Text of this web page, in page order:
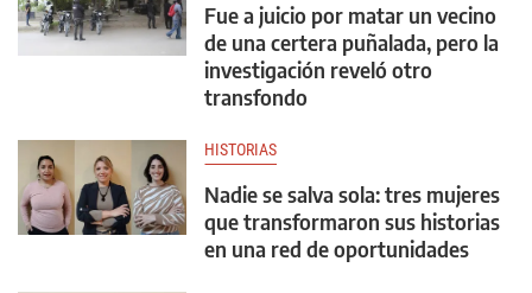
Fue a juicio por matar un vecino
de una certera puñalada, pero la
investigación reveló otro
transfondo
HISTORIAS
Nadie se salva sola: tres mujeres
que transformaron sus historias
en una red de oportunidades